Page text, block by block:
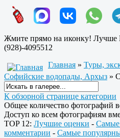
Жмите прямо на иконку!
(928)-4095512
Главная » Туры,
Софийские водопады, Архыз »
К обзорной странице категории
Общее количество фотографий
Доступ ко всем фотографиям
TOP 12: Лучшие оценки -
комментарии - Самые